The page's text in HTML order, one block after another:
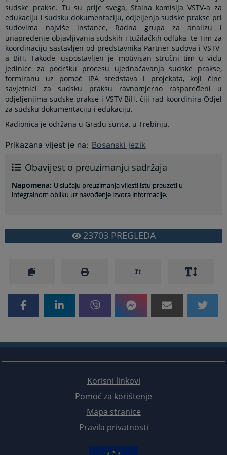
sudske prakse. Tu su prije svega, Stalna komisija VSTV-a za
edukaciju i sudsku dokumentaciju, odjeljenja sudske prakse pri
sudovima najviše instance, Radna grupa za analizu i
unapređenje objavljivanja sudskih i tužilačkih odluka, te Tim za
koordinaciju sastavljen od predstavnika Partner sudova i VSTV-
a BiH. Takođe, uspostavljen je motivisan stručni tim u vidu
Jedinice za podršku procesu ujednačavanja sudske prakse,
formiranu uz pomoć IPA sredstava i projekata, koji čine
savjetnici za sudsku praksu ravnomjerno raspoređeni u
odjeljenjima sudske prakse i VSTV BiH, čiji rad koordinira Odjel
za sudsku dokumentaciju i edukaciju.
Radionica je održana u Gradu sunca, u Trebinju.
Prikazana vijest je na: Bosanski jezik
Obavijest o preuzimanju sadržaja
Napomena: U slučaju preuzimanja vijesti istu preuzeti u
integralnom obliku uz navođenje izvora informacije.
23703 PREGLEDA
Korisni linkovi
Pomoć za korištenje
Mapa stranice
Pravila privatnosti